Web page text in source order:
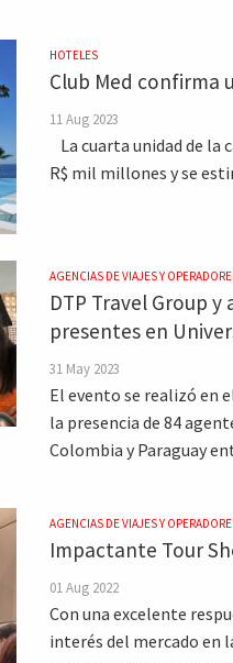
HOTELES
Club Med confirma
11 Aug 2023
La cuarta unidad de la
R$ mil millones y se
AGENCIAS DE VIAJES Y
DTP Travel Group
presentes en
31 May 2023
El evento se realizó en
la presencia de 84
Colombia y Paraguay
AGENCIAS DE VIAJES Y
Impactante Tour
01 Aug 2022
Con una excelente
interés del mercado en